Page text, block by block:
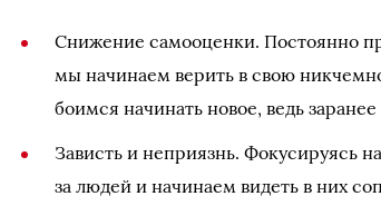
Снижение самооценки. Постоянно
мы начинаем верить в свою
боимся начинать новое, ведь
Зависть и неприязнь. Фокусируясь
за людей и начинаем видеть в них